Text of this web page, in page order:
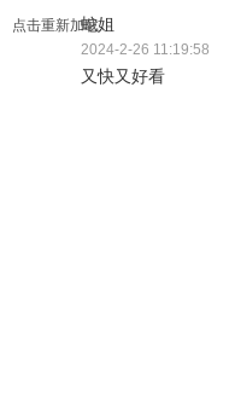
点击重新加载蛇姐
2024-2-26 11:19:58
又快又好看